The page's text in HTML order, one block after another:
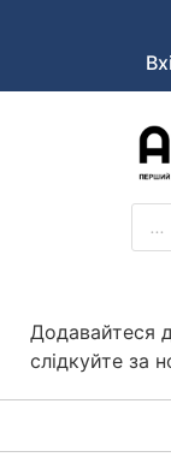
Aveopt –
Додавайтеся
слідкуйте за